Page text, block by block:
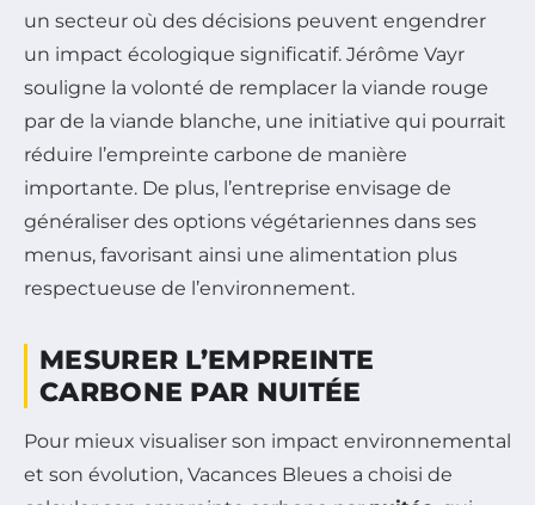
un secteur où des décisions peuvent engendrer
un impact écologique significatif. Jérôme Vayr
souligne la volonté de remplacer la viande rouge
par de la viande blanche, une initiative qui pourrait
réduire l’empreinte carbone de manière
importante. De plus, l’entreprise envisage de
généraliser des options végétariennes dans ses
menus, favorisant ainsi une alimentation plus
respectueuse de l’environnement.
MESURER L’EMPREINTE
CARBONE PAR NUITÉE
Pour mieux visualiser son impact environnemental
et son évolution, Vacances Bleues a choisi de